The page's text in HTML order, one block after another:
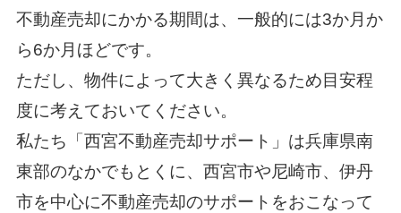
不動産売却にかかる期間は、一般的には3か月か
ら6か月ほどです。
ただし、物件によって大きく異なるため目安程
度に考えておいてください。
私たち「 西宮不動産売却サポート 」は兵庫県南
東部のなかでもとくに、西宮市や尼崎市、伊丹
市を中心に不動産売却のサポートをおこなって